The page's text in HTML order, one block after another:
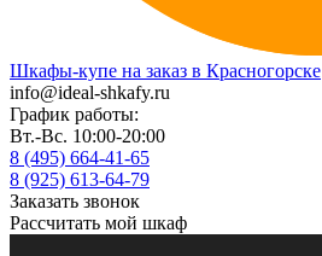
Шкафы-купе на заказ в Красногорске
info@ideal-shkafy.ru
График работы:
Вт.-Вс. 10:00-20:00
8 (495) 664-41-65
8 (925) 613-64-79
Заказать звонок
Рассчитать мой шкаф